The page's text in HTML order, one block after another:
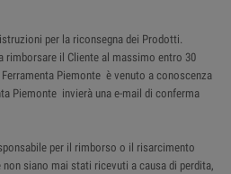
per la riconsegna dei Prodotti.
rimborsare il Cliente al massimo entro 30
Piemonte è venuto a conoscenza
Piemonte invierà una e-mail di conferma
per il rimborso o il risarcimento
siano mai stati ricevuti a causa di perdita,